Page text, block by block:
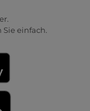
einfach.